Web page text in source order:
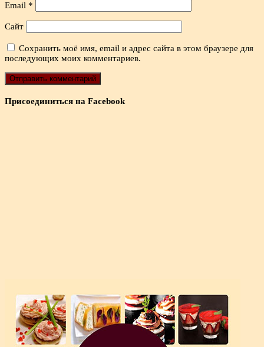
Email *
Сайт
Сохранить моё имя, email и адрес сайта в этом браузере для
последующих моих комментариев.
Присоединиться на Facebook